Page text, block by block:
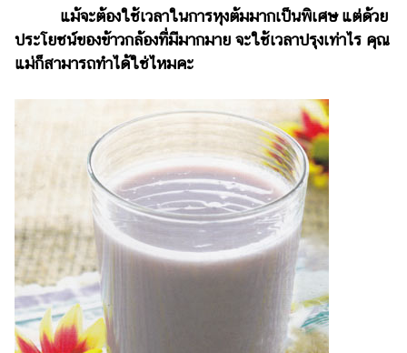
บันเทิง
เกาหลี
ไลฟ์
ไตล์
ผู้
หญิง
ผู้ชาย
สุขภาพ
ท่อง
แม้จะต้องใช้เวลาในการหุงต้มมากเป็นพิเศษ แต่ด้วย
ประโยชน์ของข้าวกล้องที่มีมากมาย จะใช้เวลาปรุงเท่าไร คุณ
แม่ก็สามารถทำได้ใช่ไหมคะ